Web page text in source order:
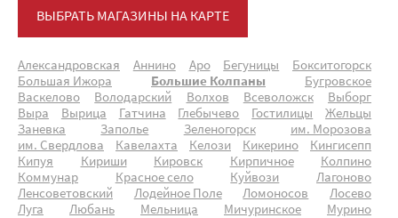
ВЫБРАТЬ МАГАЗИНЫ НА КАРТЕ
Александровская Аннино Аро Бегуницы
Бокситогорск
Большая Ижора
Большие Колпаны
Бугровское
Васкелово
Володарский Волхов Всеволожск
Выборг
Выра
Вырица Гатчина Глебычево Гостилицы
Жельцы
Заневка
Заполье Зеленогорск
им. Морозова
им. Свердлова
Кавелахта Келози Кикерино
Кингисепп
Кипуя
Кириши Кировск Кирпичное
Колпино
Коммунар
Красное село Куйвози
Лагоново
Ленсоветовский
Лодейное Поле Ломоносов
Лосево
Луга
Любань Мельница Мичуринское
Мурино